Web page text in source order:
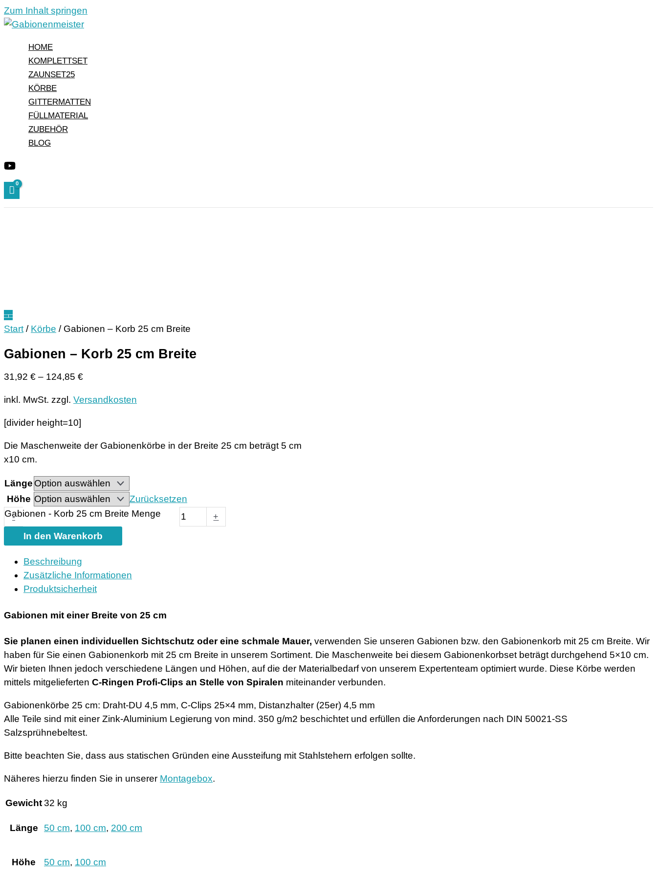
Zum Inhalt springen
HOME
KOMPLETTSET
ZAUNSET25
KÖRBE
GITTERMATTEN
FÜLLMATERIAL
ZUBEHÖR
BLOG
Start/ Körbe / Gabionen – Korb 25 cm Breite
Gabionen – Korb 25 cm Breite
31,92 € – 124,85 €
inkl. MwSt. zzgl. Versandkosten
[divider height=10]
Die Maschenweite der Gabionenkörbe in der Breite 25 cm beträgt 5 cm
x10 cm.
Länge
Höhe
Zurücksetzen
-
Gabionen - Korb 25 cm Breite Menge +
In den Warenkorb
Beschreibung
Zusätzliche Informationen
Produktsicherheit
Gabionen mit einer Breite von 25 cm
Sie planen einen individuellen Sichtschutz oder eine schmale Mauer, verwenden Sie unseren Gabionen bzw. den Gabionenkorb mit 25 cm Breite. Wir
haben für Sie einen Gabionenkorb mit 25 cm Breite in unserem Sortiment. Die Maschenweite bei diesem Gabionenkorbset beträgt durchgehend 5×10 cm.
Wir bieten Ihnen jedoch verschiedene Längen und Höhen, auf die der Materialbedarf von unserem Expertenteam optimiert wurde. Diese Körbe werden
mittels mitgelieferten C-Ringen Profi-Clips an Stelle von Spiralen miteinander verbunden.
Gabionenkörbe 25 cm: Draht-DU 4,5 mm, C-Clips 25×4 mm, Distanzhalter (25er) 4,5 mm
Alle Teile sind mit einer Zink-Aluminium Legierung von mind. 350 g/m2 beschichtet und erfüllen die Anforderungen nach DIN 50021-SS
Salzsprühnebeltest.
Bitte beachten Sie, dass aus statischen Gründen eine Aussteifung mit Stahlstehern erfolgen sollte.
Näheres hierzu finden Sie in unserer Montagebox.
Gewicht32 kg
Länge 50 cm, 100 cm, 200 cm
Höhe 50 cm, 100 cm